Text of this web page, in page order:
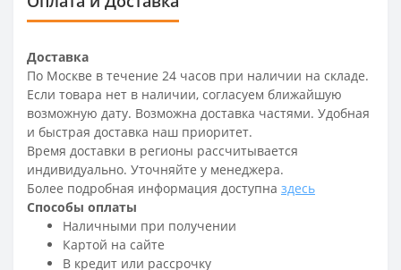
Доставка
По Москве в течение 24 часов при наличии на складе.
Если товара нет в наличии, согласуем ближайшую
возможную дату. Возможна доставка частями. Удобная
и быстрая доставка наш приоритет.
Время доставки в регионы рассчитывается
индивидуально. Уточняйте у менеджера.
Более подробная информация доступна здесь
Способы оплаты
Наличными при получении
Картой на сайте
В кредит или рассрочку